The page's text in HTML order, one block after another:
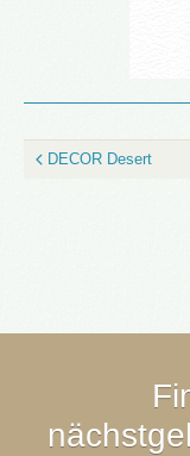
DECOR Desert